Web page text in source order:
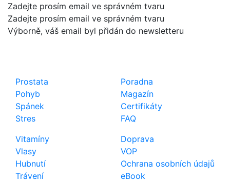
Zadejte prosím email ve správném tvaru
Zadejte prosím email ve správném tvaru
Výborně, váš email byl přidán do newsletteru
Prostata
Pohyb
Spánek
Stres
Vitamíny
Vlasy
Hubnutí
Trávení
Poradna
Magazín
Certifikáty
FAQ
Doprava
VOP
Ochrana osobních údajů
eBook